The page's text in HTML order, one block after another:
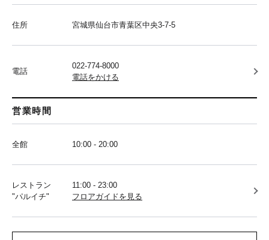
住所 宮城県仙台市青葉区中央3-7-5
電話
022-774-8000
電話をかける
営業時間
全館 10:00 - 20:00
レストラン
"パルイチ"
11:00 - 23:00
フロアガイドを見る